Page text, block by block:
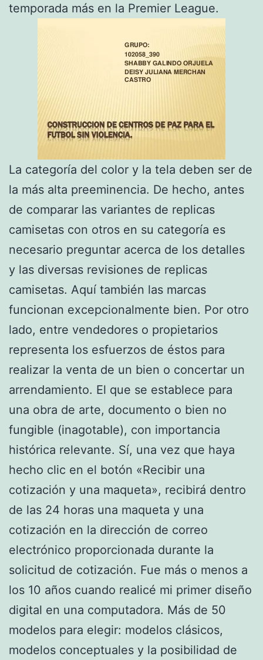
temporada más en la Premier League.
La categoría del color y la tela deben ser de
la más alta preeminencia. De hecho, antes
de comparar las variantes de replicas
camisetas con otros en su categoría es
necesario preguntar acerca de los detalles
y las diversas revisiones de replicas
camisetas. Aquí también las marcas
funcionan excepcionalmente bien. Por otro
lado, entre vendedores o propietarios
representa los esfuerzos de éstos para
realizar la venta de un bien o concertar un
arrendamiento. El que se establece para
una obra de arte, documento o bien no
fungibIe (inagotabIe), con importancia
histórica relevante. Sí, una vez que haya
hecho clic en el botón «Recibir una
cotización y una maqueta», recibirá dentro
de las 24 horas una maqueta y una
cotización en la dirección de correo
electrónico proporcionada durante la
solicitud de cotización. Fue más o menos a
los 10 años cuando realicé mi primer diseño
digital en una computadora. Más de 50
modelos para elegir: modelos clásicos,
modelos conceptuales y la posibilidad de